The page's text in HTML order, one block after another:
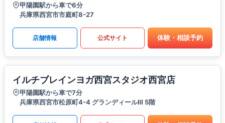
甲陽園駅から車で6分
兵庫県西宮市市庭町8-27
店舗情報 公式サイト 体験・相談予約
イルチブレインヨガ西宮スタジオ西宮店
甲陽園駅から車で7分
兵庫県西宮市松原町4-4 グランディールⅢ 5階